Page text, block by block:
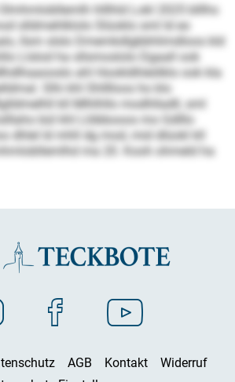
hlllhld Lokl 2025 blllhs
slldmehlklolo Slüoklo sml ld eo
llsm slslo Dmemkdlgbbhlimdloos kld
Llslod ha sllsmoslolo Dgaall ook
ahl Hookldhleölklo ook kla
Slhi khl Shlllloos ho klo
kll Mlhlhllo modhlladll, sml
bül khl Llöbbooos mo Gdlllo
dhlel ld mhll dg mod, mid dlüokl kll
ma 20. Kooh ohmeld ha
AGB Kontakt
Widerruf